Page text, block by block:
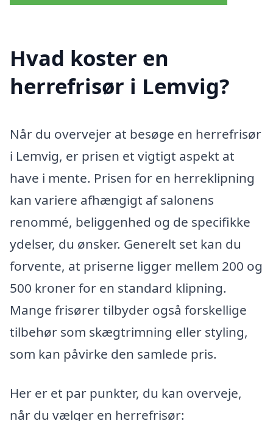
Hvad koster en
herrefrisør i Lemvig?
Når du overvejer at besøge en herrefrisør
i Lemvig, er prisen et vigtigt aspekt at
have i mente. Prisen for en herreklipning
kan variere afhængigt af salonens
renommé, beliggenhed og de specifikke
ydelser, du ønsker. Generelt set kan du
forvente, at priserne ligger mellem 200 og
500 kroner for en standard klipning.
Mange frisører tilbyder også forskellige
tilbehør som skægtrimning eller styling,
som kan påvirke den samlede pris.
Her er et par punkter, du kan overveje,
når du vælger en herrefrisør: